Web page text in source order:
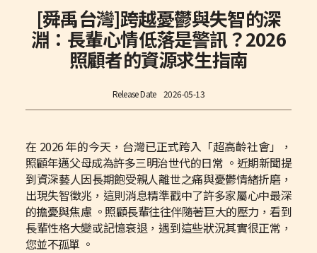
[舜禹台灣]跨越憂鬱與失智的深
淵：長輩心情低落是警訊？2026
照顧者的資源求生指南
Release Date 2026-05-13
在 2026 年的今天，台灣已正式跨入「超高齡社會」，
照顧年邁父母成為許多三明治世代的日常 。近期新聞提
到資深藝人因長期飽受親人離世之痛與憂鬱情緒折磨，
出現失智徵兆，這則消息精準戳中了許多家屬心中最深
的擔憂與焦慮 。照顧長輩往往伴隨著巨大的壓力，看到
長輩性格大變或記憶衰退，遇到這些狀況其實很正常，
您並不孤單 。